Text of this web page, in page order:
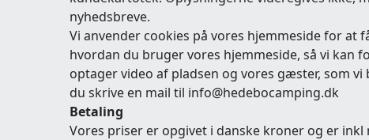
nyhedsbreve.
Vi anvender cookies på vores hjemmeside for at
hvordan du bruger vores hjemmeside, så vi kan
optager video af pladsen og vores gæster, som
du skrive en mail til info@hedebocamping.dk
Betaling
Vores priser er opgivet i danske kroner og er